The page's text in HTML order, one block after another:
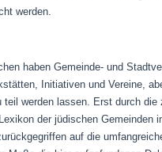
werden.
haben Gemeinde- und
Initiativen und Vereine,
werden lassen. Erst durch die
der jüdischen Gemeinden
auf die